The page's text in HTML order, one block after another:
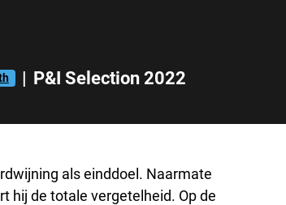
| P&I Selection 2022
als einddoel. Naarmate
hij de totale vergetelheid. Op de